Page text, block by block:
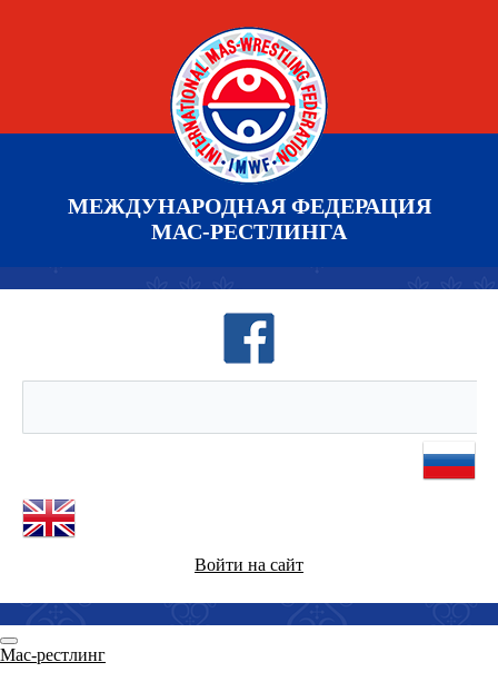
МЕЖДУНАРОДНАЯ ФЕДЕРАЦИЯ
МАС-РЕСТЛИНГА
Войти на сайт
Мас-рестлинг